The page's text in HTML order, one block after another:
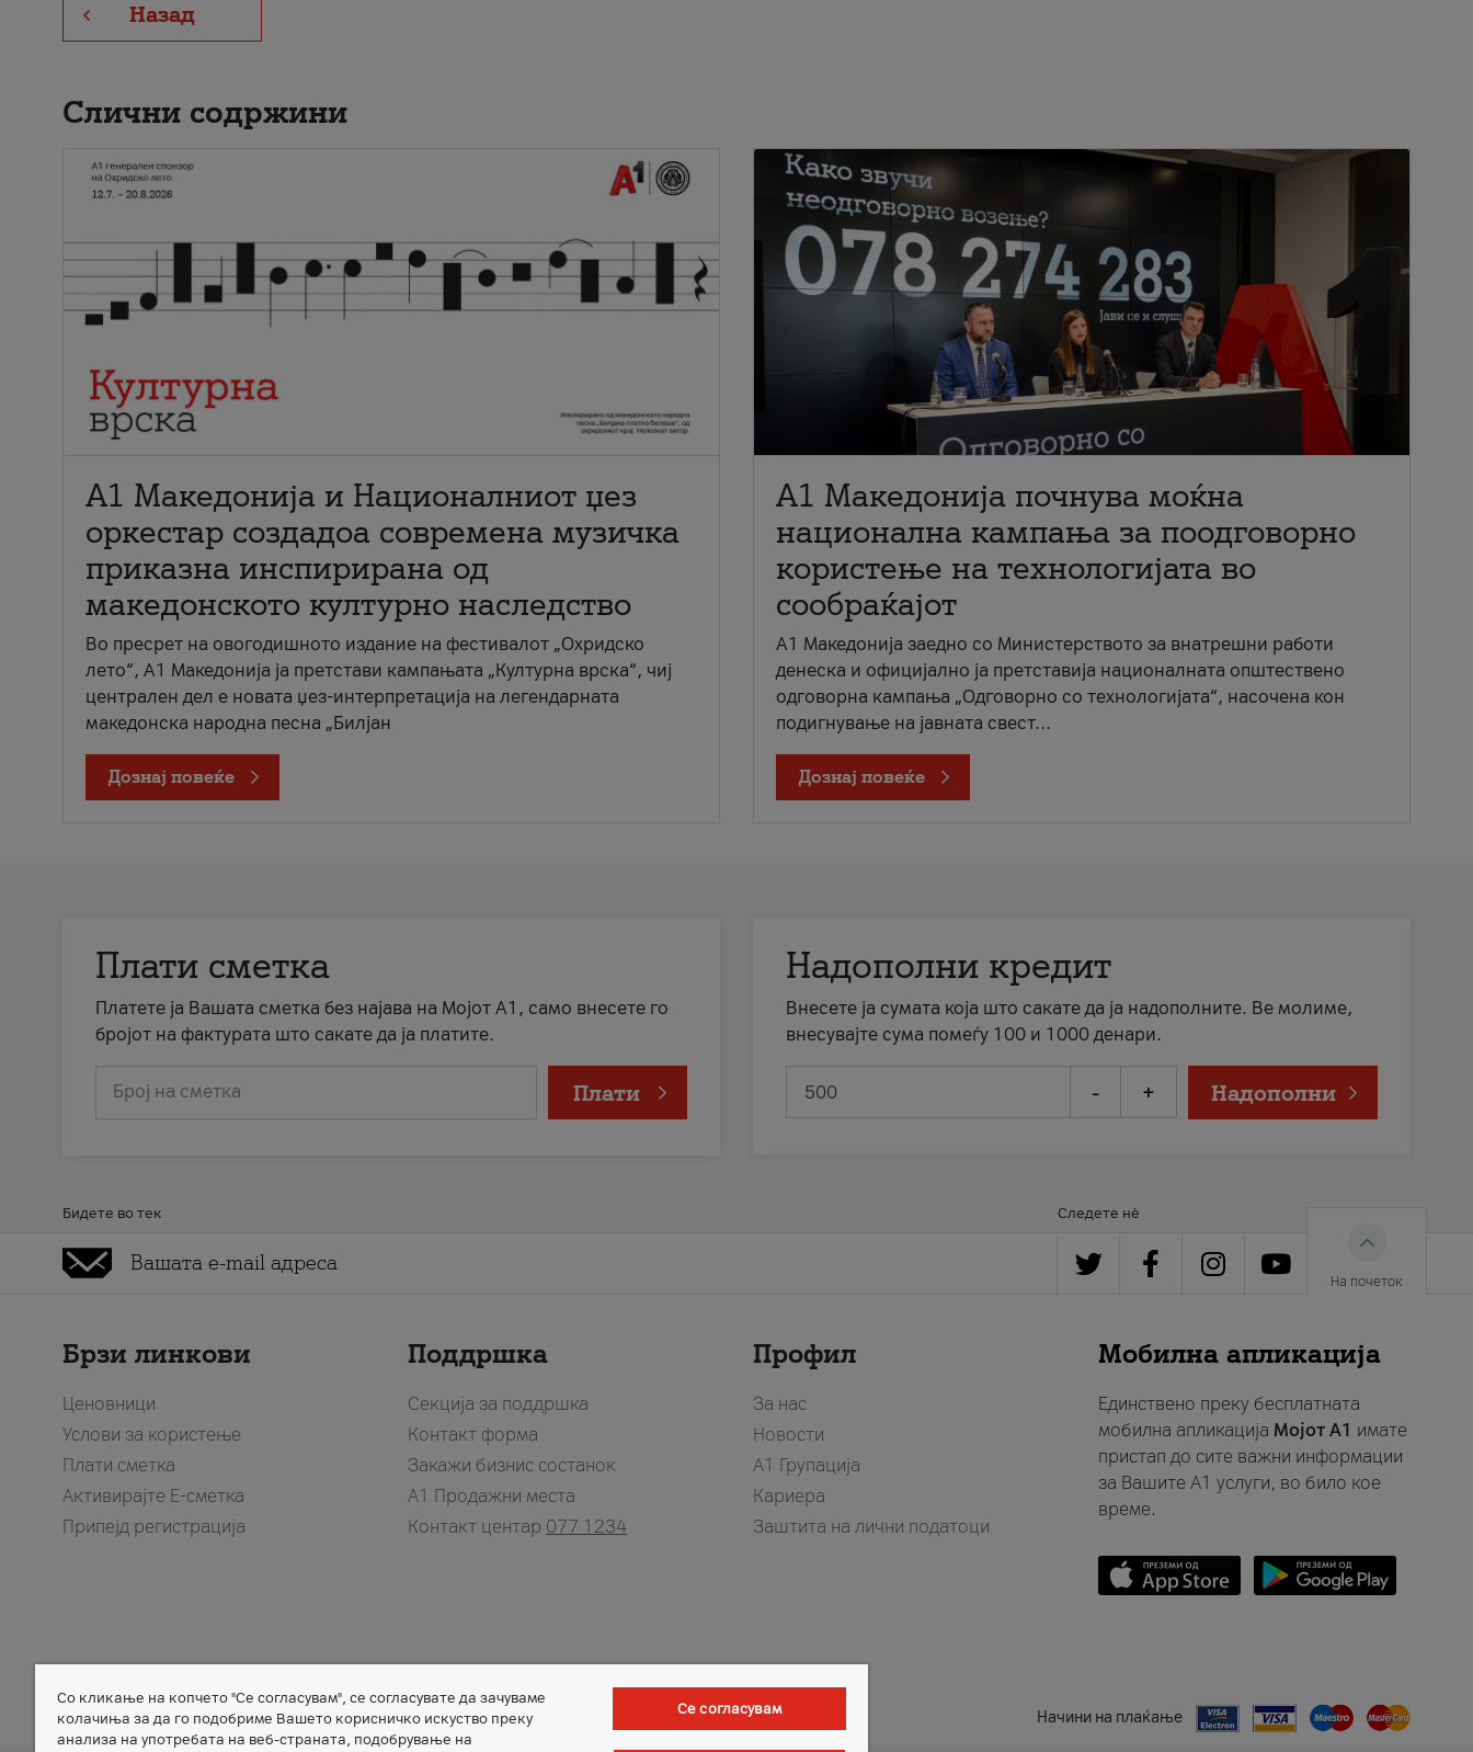
Назад
Слични содржини
А1 Македонија и Националниот џез
оркестар создадоа современа музичка
приказна инспирирана од
македонското културно наследство
Во пресрет на овогодишното издание на фестивалот „Охридско
лето“, А1 Македонија ја претстави кампањата „Културна врска“, чиј
централен дел е новата џез-интерпретација на легендарната
македонска народна песна „Билјан
Дознај повеќе
A1 Македонија почнува моќна
национална кампања за поодговорно
користење на технологијата во
сообраќајот
A1 Македонија заедно со Министерството за внатрешни работи
денеска и официјално ја претставија националната општествено
одговорна кампања „Одговорно со технологијата“, насочена кон
подигнување на јавната свест...
Дознај повеќе
Плати сметка
Платете ја Вашата сметка без најава на Мојот А1, само внесете го
бројот на фактурата што сакате да ја платите.
Број на сметка Плати
Надополни кредит
Внесете ја сумата која што сакате да ја надополните. Ве молиме,
внесувајте сума помеѓу 100 и 1000 денари.
- + Надополни
Бидете во тек Следете нè
На почеток
Брзи линкови
Ценовници
Услови за користење
Плати сметка
Активирајте Е-сметка
Припејд регистрација
Поддршка
Секција за поддршка
Контакт форма
Закажи бизнис состанок
A1 Продажни места
Контакт центар 077 1234
Профил
За нас
Новости
А1 Групација
Кариера
Заштита на лични податоци
Мобилна апликација
Единствено преку бесплатната
мобилна апликација Мојот A1 имате
пристап до сите важни информации
за Вашите A1 услуги, во било кое
време.
Member of Начини на плаќање
Со кликање на копчето "Се согласувам", се согласувате да зачуваме
колачиња за да го подобриме Вашето корисничко искуство преку
анализа на употребата на веб-страната, подобрување на
Се согласувам